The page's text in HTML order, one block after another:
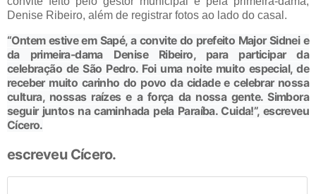
Denise Ribeiro, além de registrar fotos ao lado do casal.
“Ontem estive em Sapé, a convite do prefeito Major Sidnei e
da primeira-dama Denise Ribeiro, para participar da
celebração de São Pedro. Foi uma noite muito especial, de
receber muito carinho do povo da cidade e celebrar nossa
cultura, nossas raízes e a força da nossa gente. Simbora
seguir juntos na caminhada pela Paraíba. Cuida!”, escreveu
Cícero.
escreveu Cícero.